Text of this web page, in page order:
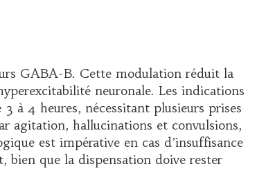
GABA-B. Cette modulation réduit la
neuronale. Les indications
à 4 heures, nécessitant plusieurs prises
agitation, hallucinations et convulsions,
est impérative en cas d’insuffisance
bien que la dispensation doive rester